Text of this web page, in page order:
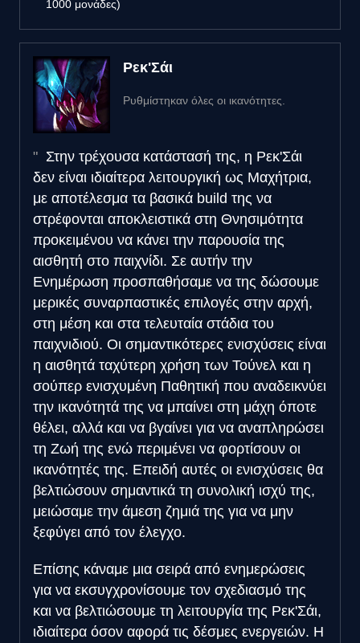
1000 μονάδες)
Ρεκ'Σάι
Ρυθμίστηκαν όλες οι ικανότητες.
Στην τρέχουσα κατάστασή της, η Ρεκ'Σάι
δεν είναι ιδιαίτερα λειτουργική ως Μαχήτρια,
με αποτέλεσμα τα βασικά build της να
στρέφονται αποκλειστικά στη Θνησιμότητα
προκειμένου να κάνει την παρουσία της
αισθητή στο παιχνίδι. Σε αυτήν την
Ενημέρωση προσπαθήσαμε να της δώσουμε
μερικές συναρπαστικές επιλογές στην αρχή,
στη μέση και στα τελευταία στάδια του
παιχνιδιού. Οι σημαντικότερες ενισχύσεις είναι
η αισθητά ταχύτερη χρήση των Τούνελ και η
σούπερ ενισχυμένη Παθητική που αναδεικνύει
την ικανότητά της να μπαίνει στη μάχη όποτε
θέλει, αλλά και να βγαίνει για να αναπληρώσει
τη Ζωή της ενώ περιμένει να φορτίσουν οι
ικανότητές της. Επειδή αυτές οι ενισχύσεις θα
βελτιώσουν σημαντικά τη συνολική ισχύ της,
μειώσαμε την άμεση ζημιά της για να μην
ξεφύγει από τον έλεγχο.
Επίσης κάναμε μια σειρά από ενημερώσεις
για να εκσυγχρονίσουμε τον σχεδιασμό της
και να βελτιώσουμε τη λειτουργία της Ρεκ'Σάι,
ιδιαίτερα όσον αφορά τις δέσμες ενεργειών. Η